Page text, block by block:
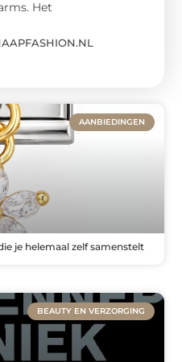
Het
AANBIEDINGEN
je helemaal zelf samenstelt
BEAUTY EN VERZORGING